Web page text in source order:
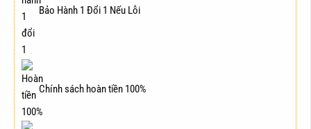
Bảo Hành 1 Đổi 1 Nếu Lỗi
Chính sách hoàn tiền 100%